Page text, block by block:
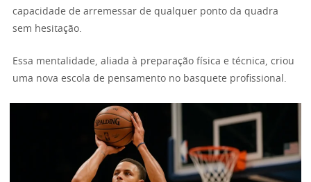
capacidade de arremessar de qualquer ponto da quadra
sem hesitação.
Essa mentalidade, aliada à preparação física e técnica, criou
uma nova escola de pensamento no basquete profissional.